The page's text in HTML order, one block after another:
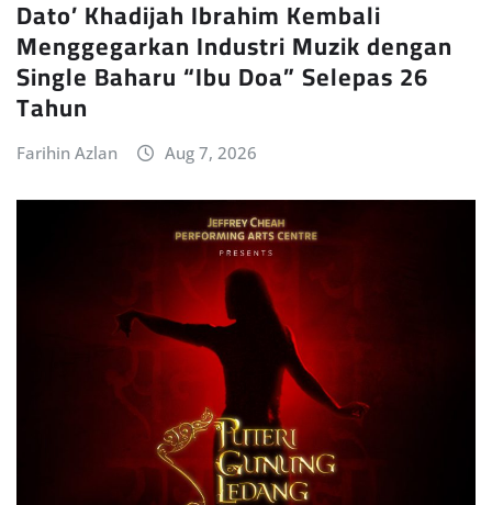
Dato’ Khadijah Ibrahim Kembali
Menggegarkan Industri Muzik dengan
Single Baharu “Ibu Doa” Selepas 26
Tahun
Farihin Azlan Aug 7, 2026